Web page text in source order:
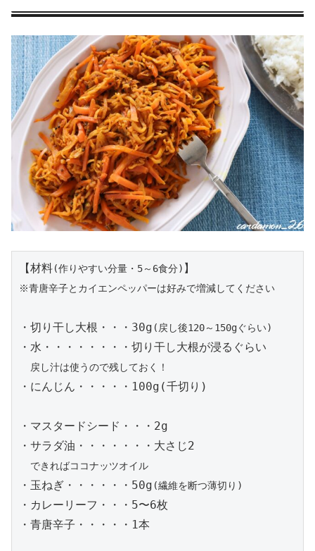
【材料(作りやすい分量・5～6食分)
※青唐辛子とカイエンペッパーは好みで増減してください
・切り干し大根・・・30g (戻し後120～150gぐらい)
・水・・・・・・・・切り干し大根が浸るぐらい
戻し汁は使うので残しておく！
・にんじん・・・・・100g(千切り)
・マスタードシード・・・2g
・サラダ油・・・・・・・大さじ2
できればココナッツオイル
・玉ねぎ・・・・・・50g (繊維を断つ薄切り)
・カレーリーフ・・・5〜6枚
・青唐辛子・・・・・1本